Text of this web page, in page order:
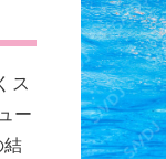
ス
ー
結